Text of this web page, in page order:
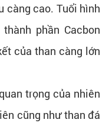
càng cao. Tuổi hình
phần Cacbon
của than càng lớn
trọng của nhiên
cũng như than đá